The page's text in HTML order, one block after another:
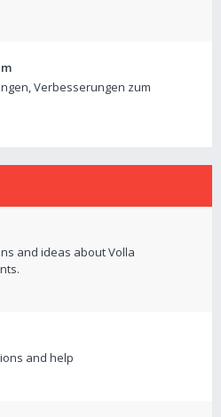
Verbesserungen zum
and ideas about Volla
and help